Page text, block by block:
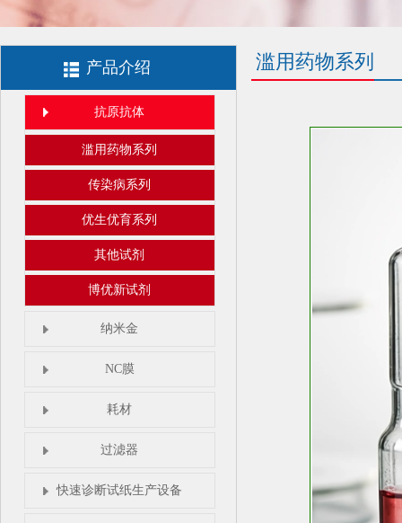
产品介绍
抗原抗体
滥用药物系列
传染病系列
优生优育系列
其他试剂
博优新试剂
纳米金
NC膜
耗材
过滤器
快速诊断试纸生产设备
滥用药物系列